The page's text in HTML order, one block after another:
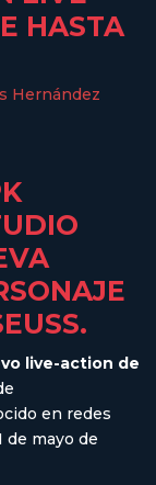
HASTA
Hernández
live-action de
en redes
de mayo de